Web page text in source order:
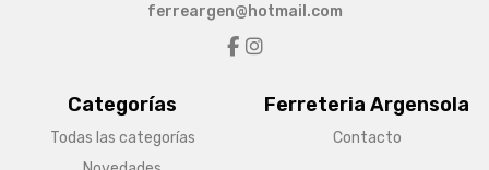
Categorías
Todas las categorías
Ferreteria Argensola
Contacto
ferreargen@hotmail.com